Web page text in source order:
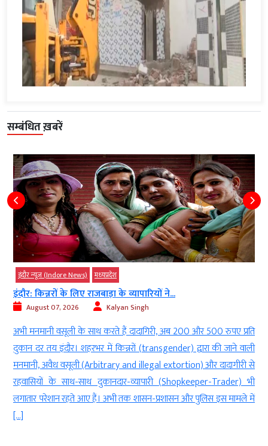
सम्बंधित ख़बरें
इंदौर न्यूज़ (Indore News) मध्‍यप्रदेश
इंदौर: किन्नरों के लिए राजबाड़ा के व्यापारियों ने...
August 07, 2026 Kalyan Singh
अभी मनमानी वसूली के साथ करते हैं दादागिरी, अब 200 और 500 रुपए प्रति
दुकान दर तय इंदौर। शहरभर में किन्नरों (transgender) द्वारा की जाने वाली
मनमानी, अवैध वसूली (Arbitrary and illegal extortion) और दादागीरी से
रहवासियों के साथ-साथ दुकानदार-व्यापारी (Shopkeeper-Trader) भी
लगातार परेशान रहते आए हैं। अभी तक शासन-प्रशासन और पुलिस इस मामले में
[…]